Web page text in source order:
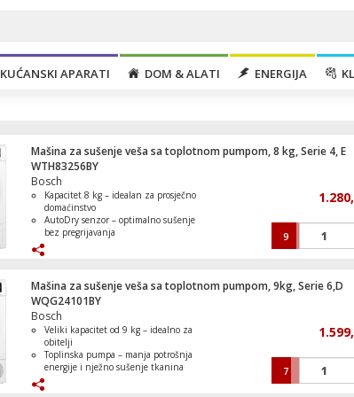
KUĆANSKI APARATI DOM & ALATI ENERGIJA
Mašina za sušenje veša sa toplotnom pumpom, 8 kg, Serie 4, E
WTH83256BY
Bosch
Kapacitet 8 kg – idealan za prosječno
domaćinstvo
AutoDry senzor – optimalno sušenje
bez pregrijavanja
održavanje
AntiVibration dizajn – tiši i stabilniji
rad
Brzi program 40’ za hitne potrebe
sušenja
9
Mašina za sušenje veša sa toplotnom pumpom, 9kg, Serie 6,D
WQG24101BY
Bosch
Veliki kapacitet od 9 kg – idealno za
obitelji
Toplinska pumpa – manja potrošnja
energije i nježno sušenje tkanina
prilagođeno svakoj potrebi
7
Dron, 1600mAh, do 15 minuta, 3 baterije
Usisavač sa posudom, HEPA filter, 2000W